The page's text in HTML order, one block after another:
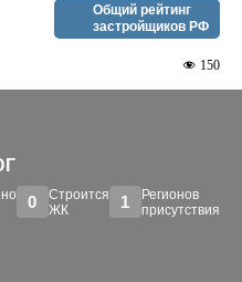
Общий рейтинг
застройщиков РФ
150
0
Строится
ЖК
1
Регионов
присутствия